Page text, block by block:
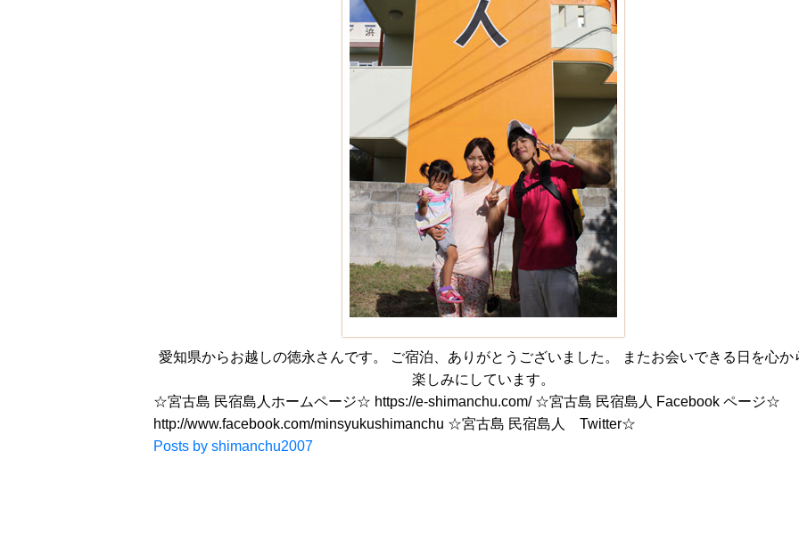
愛知県からお越しの徳永さんです。 ご宿泊、ありがとうございました。 またお会いできる日を心か
楽しみにしています。
☆宮古島 民宿島人ホームページ☆ https://e-shimanchu.com/ ☆宮古島 民宿島人 Facebook ページ☆
http://www.facebook.com/minsyukushimanchu ☆宮古島 民宿島人 Twitter☆
Posts by shimanchu2007